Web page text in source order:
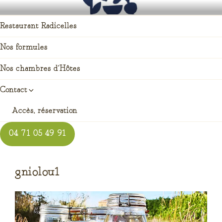
Aller
au
contenu
principal
RADICELLES RESTAURANT
auberge enracinée à Saint pierre du champ
Restaurant Radicelles
Nos formules
Nos chambres d’Hôtes
Contact
Accès, réservation
04 71 05 49 91
gniolou1